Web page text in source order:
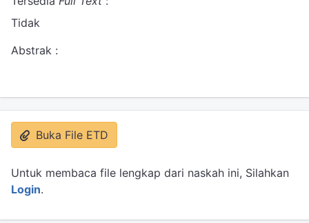
Tidak
Abstrak :
Buka File ETD
Untuk membaca file lengkap dari naskah ini, Silahkan
Login.